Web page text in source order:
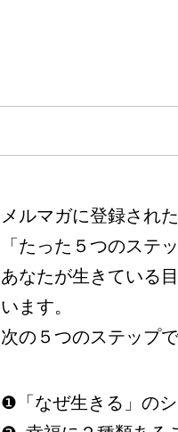
メルマガに登録され
「たった５つのス
あなたが生きている
います。
次の５つのステップ
❶
「なぜ生きる」の